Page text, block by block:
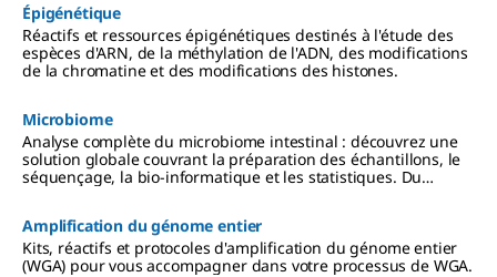
Épigénétique
Réactifs et ressources épigénétiques destinés à l'étude des
espèces d'ARN, de la méthylation de l'ADN, des modifications
de la chromatine et des modifications des histones.
Microbiome
Analyse complète du microbiome intestinal : découvrez une
solution globale couvrant la préparation des échantillons, le
séquençage, la bio-informatique et les statistiques. Du
Amplification du génome entier
Kits, réactifs et protocoles d'amplification du génome entier
(WGA) pour vous accompagner dans votre processus de WGA.